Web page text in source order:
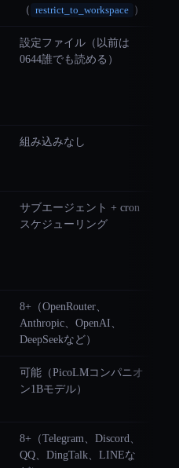
（ restrict_to_workspace ）
設定ファイル（以前は
0644誰でも読める）
組み込みなし
サブエージェント + cron
スケジューリング
8+（OpenRouter、
Anthropic、OpenAI、
DeepSeekなど）
可能（PicoLMコンパニオ
ン1Bモデル）
8+（Telegram、Discord、
QQ、DingTalk、LINEな